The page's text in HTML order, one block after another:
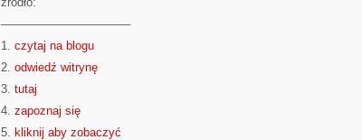
———————————
1. czytaj na blogu
2. odwiedź witrynę
3. tutaj
4. zapoznaj się
5. kliknij aby zobaczyć